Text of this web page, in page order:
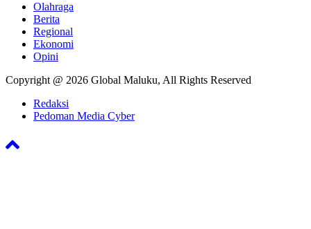
Olahraga
Berita
Regional
Ekonomi
Opini
Copyright @ 2026 Global Maluku, All Rights Reserved
Redaksi
Pedoman Media Cyber